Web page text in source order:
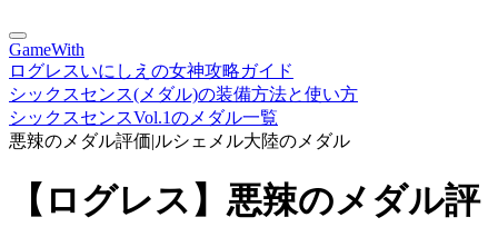
GameWith
ログレスいにしえの女神攻略ガイド
シックスセンス(メダル)の装備方法と使い方
シックスセンスVol.1のメダル一覧
悪辣のメダル評価|ルシェメル大陸のメダル
【ログレス】悪辣のメダル評